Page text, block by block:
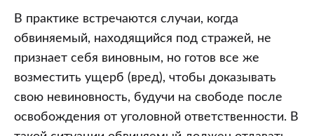
В практике встречаются случаи, когда
обвиняемый, находящийся под стражей, не
признает себя виновным, но готов все же
возместить ущерб (вред), чтобы доказывать
свою невиновность, будучи на свободе после
освобождения от уголовной ответственности. В